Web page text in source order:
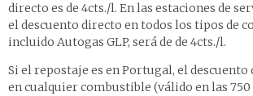
directo es de 4cts./l. En las estaciones de
el descuento directo en todos los tipos de
incluido Autogas GLP, será de de 4cts./l.
Si el repostaje es en Portugal, el descuento
en cualquier combustible (válido en las 750